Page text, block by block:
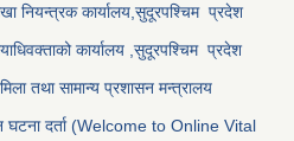
नियन्त्रक कार्यालय, सुदूरपश्चिम प्रदेश
कार्यालय , सुदूरपश्चिम प्रदेश
तथा सामान्य प्रशासन मन्त्रालय
घटना दर्ता (Welcome to Online Vital